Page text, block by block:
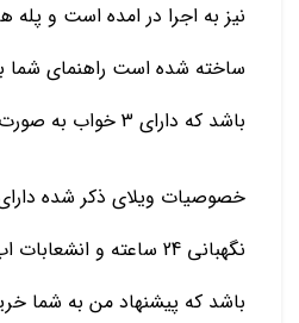
نیز به اجرا در امده است و پله
ساخته شده است راهنمای شما
باشد که دارای 3 خواب به صورت مستر نیز می باشد.
خصوصیات ویلای ذکر شده
نگهبانی 24 ساعته و
باشد که پیشنهاد من به شما